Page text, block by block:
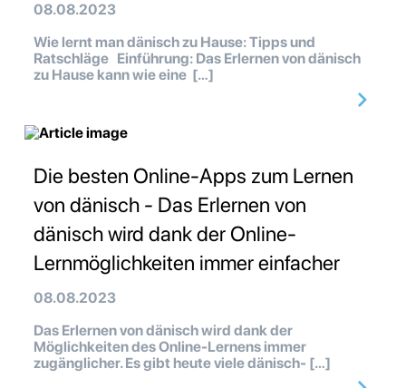
08.08.2023
Wie lernt man dänisch zu Hause: Tipps und
Ratschläge Einführung: Das Erlernen von dänisch
zu Hause kann wie eine […]
Die besten Online-Apps zum Lernen
von dänisch - Das Erlernen von
dänisch wird dank der Online-
Lernmöglichkeiten immer einfacher
08.08.2023
Das Erlernen von dänisch wird dank der
Möglichkeiten des Online-Lernens immer
zugänglicher. Es gibt heute viele dänisch- […]